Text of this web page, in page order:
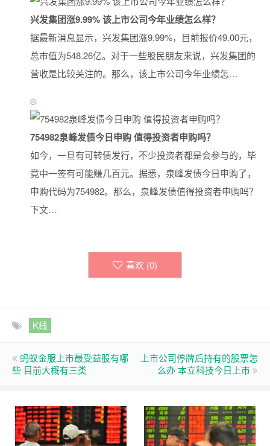
兴发集团涨9.99% 该上市公司今年业绩怎么样？
据最新消息显示，兴发集团涨9.99%，目前报价49.00元，
总市值为548.26亿。对于一些股民朋友来说，兴发集团的
营收是比较关注的。那么，该上市公司今年业绩怎…
754982泉峰发债今日申购 值得投资者申购吗？
如今，一旦有可转债发行，不少投资者都是会参与的，毕
竟中一签有可能赚几百元。据悉，泉峰发债今日申购了，
申购代码为754982。那么，泉峰发债值得投资者申购吗？
下文…
喜欢 (0)
K线
蚂蚁金服上市最受益股有哪
些 目前大概有三类
上市公司停牌后持有的股票怎
么办 本立科技今日上市